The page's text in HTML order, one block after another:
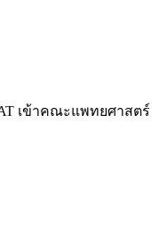
เข้าคณะแพทยศาสตร์